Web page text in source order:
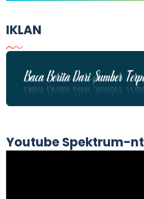
IKLAN
Youtube Spektrum-